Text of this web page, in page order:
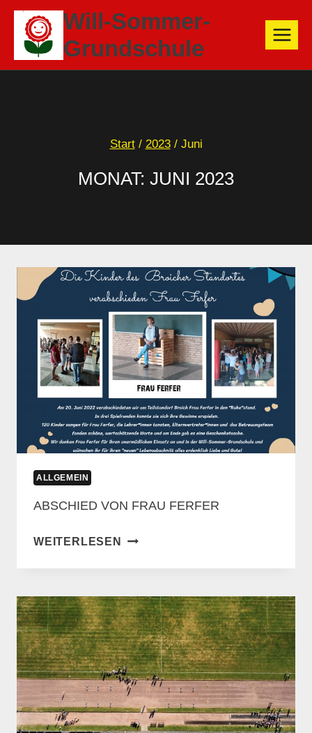
Zum
Inhalt
springen
Will-Sommer-
Grundschule
Start / 2023 / Juni
MONAT: JUNI 2023
ALLGEMEIN
ABSCHIED VON FRAU FERFER
WEITERLESEN
ABSCHIED
FRAU